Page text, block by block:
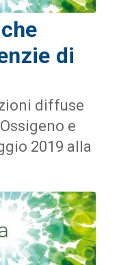
di
diffuse
e
2019 alla